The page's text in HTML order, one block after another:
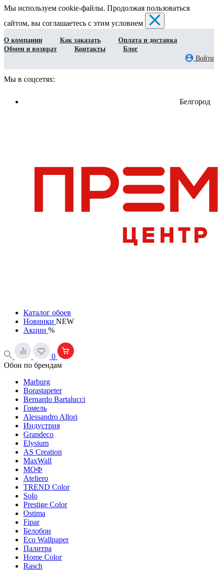
Мы используем cookie-файлы. Продолжая пользоваться
сайтом, вы соглашаетесь с этим условием
О компании Как заказать
Оплата и доставка
Обмен и возврат
Контакты
Блог
Войти
Мы в соцсетях:
Белгород
Каталог обоев
Новинки NEW
Акции %
0
Обои по брендам
Marburg
Borastapeter
Bernardo Bartalucci
Гомель
Alessandro Allori
Индустрия
Grandeco
Elysium
AS Creation
MaxWall
МОФ
Ateliero
TREND Color
Solo
Prestige Color
Ostima
Fipar
Белобои
Eco Wallpaper
Палитра
Home Color
Rasch